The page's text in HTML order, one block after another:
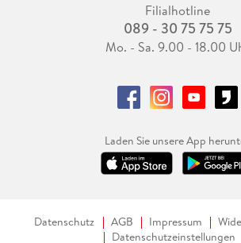
Filialhotline
089 - 30 75 75 75
Mo. - Sa. 9.00 - 18.00
Laden Sie unsere App
Datenschutz AGB Impressum
Datenschutzeinstellungen